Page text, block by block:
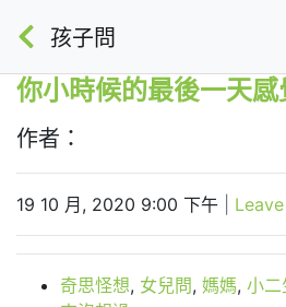
孩子問
你小時候的最後一天感
作者：
19 10 月, 2020 9:00 下午
奇思怪想, 女兒問, 媽媽, 小二